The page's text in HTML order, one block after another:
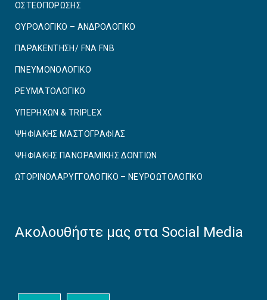
ΟΣΤΕΟΠΟΡΩΣΗΣ
ΟΥΡΟΛΟΓΙΚΟ – ΑΝΔΡΟΛΟΓΙΚΟ
ΠΑΡΑΚΕΝΤΗΣΗ/ FNA FNB
ΠΝΕΥΜΟΝΟΛΟΓΙΚΟ
ΡΕΥΜΑΤΟΛΟΓΙΚΟ
ΥΠΕΡΗΧΩΝ & TRIPLEX
ΨΗΦΙΑΚΗΣ ΜΑΣΤΟΓΡΑΦΙΑΣ
ΨΗΦΙΑΚΗΣ ΠΑΝΟΡΑΜΙΚΗΣ ΔΟΝΤΙΩΝ
ΩΤΟΡΙΝΟΛΑΡΥΓΓΟΛΟΓΙΚΟ – ΝΕΥΡΟΩΤΟΛΟΓΙΚΟ
Ακολουθήστε μας στα Social Media